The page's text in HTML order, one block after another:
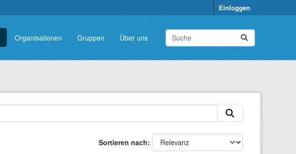
Einloggen
Organisationen Gruppen Über uns
Sortieren nach